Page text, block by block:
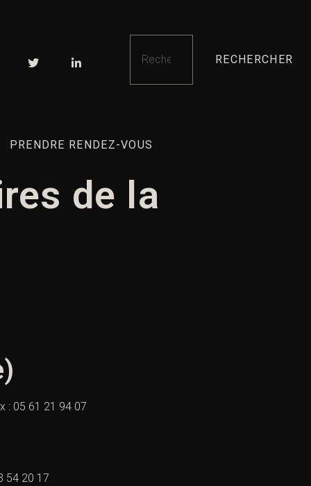
RECHERCHER
PRENDRE RENDEZ-VOUS
de la
: 05 61 21 94 07
54 20 17